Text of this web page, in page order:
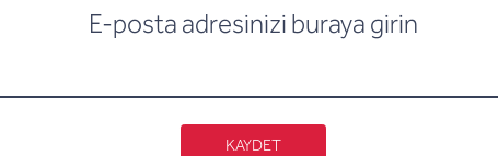
E-posta adresinizi buraya girin
KAYDET